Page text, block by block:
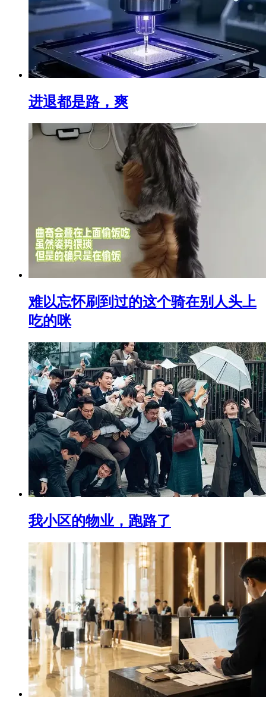
进退都是路，爽
难以忘怀刷到过的这个骑在别人头上
吃的咪
我小区的物业，跑路了